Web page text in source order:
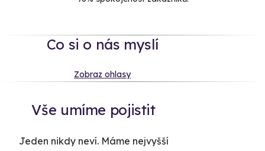
Co si o nás myslí
Zobraz ohlasy
Vše umíme pojistit
Jeden nikdy neví. Máme nejvyšší